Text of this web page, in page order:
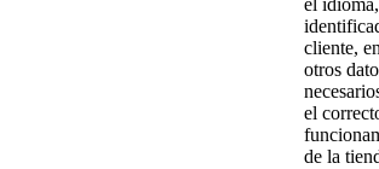
el idioma,
cliente,
otros
el
de la